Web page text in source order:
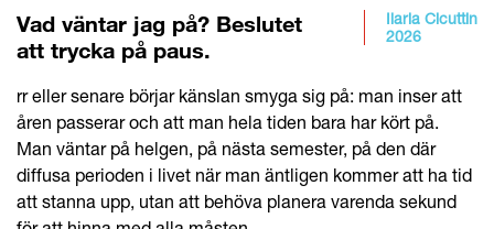
Ilaria Cicuttin
2026
Vad väntar jag på? Beslutet
att trycka på paus.
rr eller senare börjar känslan smyga sig på: man inser att
åren passerar och att man hela tiden bara har kört på.
Man väntar på helgen, på nästa semester, på den där
diffusa perioden i livet när man äntligen kommer att ha tid
att stanna upp, utan att behöva planera varenda sekund